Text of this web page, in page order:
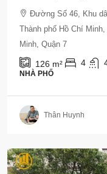
Đường Số 46, Khu
Thành phố Hồ Chí
Minh, Quận 7
126 m² 4
NHÀ PHỐ
Thân Huynh